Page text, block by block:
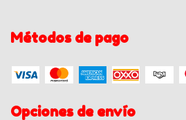
Métodos de pago
Opciones de envío